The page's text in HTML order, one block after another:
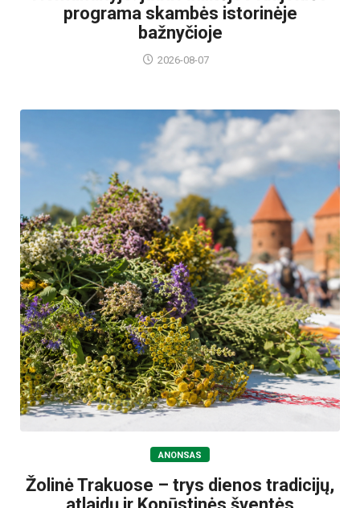
programa skambės istorinėje
bažnyčioje
2026-08-07
ANONSAS
Žolinė Trakuose – trys dienos tradicijų,